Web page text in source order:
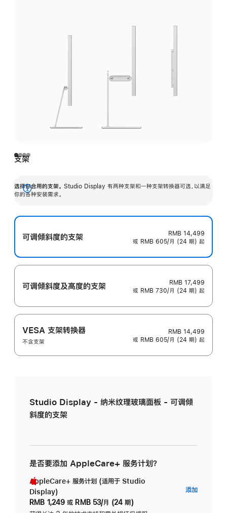
支架
选择你合用的支架。 Studio Display 有两种支架和一种支架转换器可选，以满足
你的各种安装需求。
展
可调倾斜度的支架
RMB 14,499
或 RMB 605/月 (24 期) 起
可调倾斜度及高‍度的支‍架
RMB 17,499
或 RMB 730/月 (24 期) 起
VESA 支架转换器
不含支架
RMB 14,499
或 RMB 605/月 (24 期) 起
Studio Display - 纳米纹理玻璃面板 - 可调倾
斜度的支架
是否要添加 AppleCare+ 服务计划？
AppleCare+ 服务计划 (适用于 Studio
Display)
RMB 1,249 或 RMB 53/月 (24 期)
添加